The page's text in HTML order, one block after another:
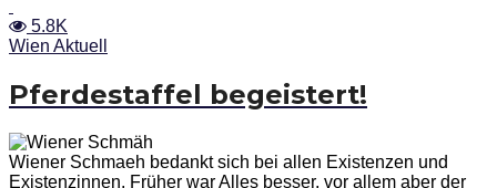
5.8K
Wien Aktuell
Pferdestaffel begeistert!
Wiener Schmaeh bedankt sich bei allen Existenzen und
Existenzinnen. Früher war Alles besser, vor allem aber der